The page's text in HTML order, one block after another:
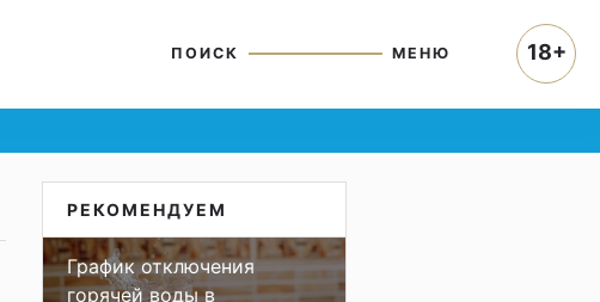
ПОИСК МЕНЮ
РЕКОМЕНДУЕМ
График отключения
горячей воды в
18+